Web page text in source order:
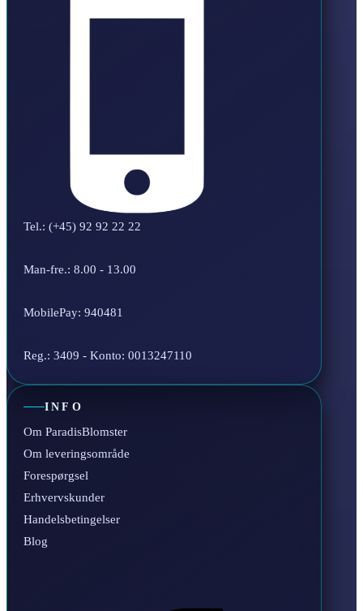
Tel.: (+45) 92 92 22 22
Man-fre.: 8.00 - 13.00
MobilePay: 940481
Reg.: 3409 - Konto: 0013247110
INFO
Om ParadisBlomster
Om leveringsområde
Forespørgsel
Erhvervskunder
Handelsbetingelser
Blog